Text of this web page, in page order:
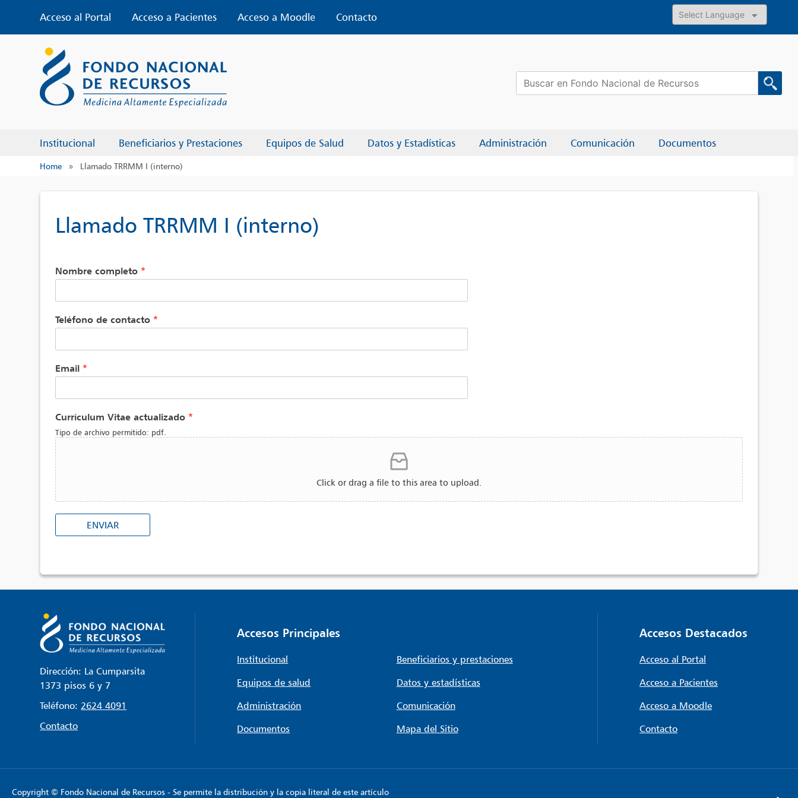
content
Acceso al Portal Acceso a Pacientes Acceso a Moodle
Contacto
Powered by
Institucional Beneficiarios y Prestaciones Equipos de Salud Datos y Estadísticas Administración Comunicación Documentos
Buscar:
Home » Llamado TRRMM I (interno)
Llamado TRRMM I (interno)
Nombre completo *
Teléfono de contacto *
Email *
Currículum Vitae actualizado *
Tipo de archivo permitido: pdf.
Click or drag a file to this area to upload.
ENVIAR
Dirección: La Cumparsita
1373 pisos 6 y 7
Teléfono: 2624 4091
Contacto
Accesos Principales
Institucional
Beneficiarios y prestaciones
Equipos de salud
Datos y estadísticas
Administración
Comunicación
Documentos
Mapa del Sitio
Accesos Destacados
Acceso al Portal
Acceso a Pacientes
Acceso a Moodle
Contacto
Copyright © Fondo Nacional de Recursos - Se permite la distribución y la copia literal de este artículo